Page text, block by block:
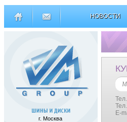
НОВОСТИ
г. Москва
E-